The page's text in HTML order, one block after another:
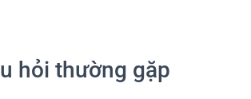
hỏi thường gặp